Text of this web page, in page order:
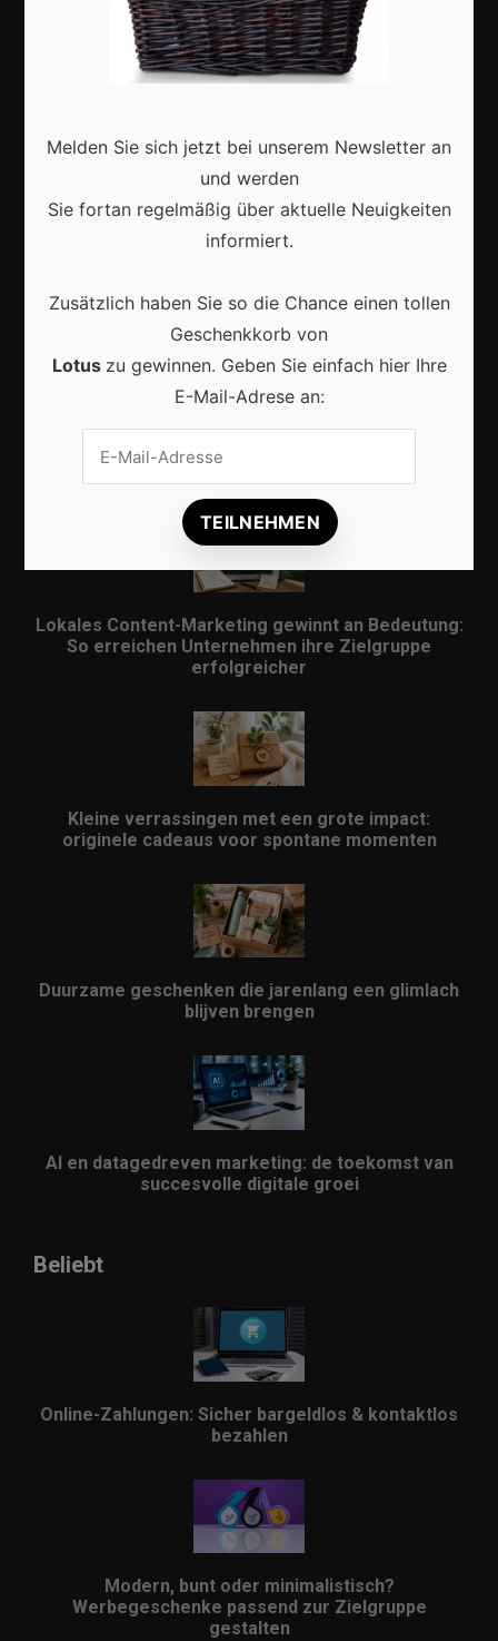
Erfolgsgeschichten
Produkte
Aktuell
Lokale Suchmaschinenoptimierung bleibt der
Lokales Content-Marketing gewinnt an Bedeutung:
So erreichen Unternehmen ihre Zielgruppe
erfolgreicher
Kleine verrassingen met een grote impact:
originele cadeaus voor spontane momenten
Duurzame geschenken die jarenlang een glimlach
blijven brengen
AI en datagedreven marketing: de toekomst van
succesvolle digitale groei
Beliebt
Online-Zahlungen: Sicher bargeldlos & kontaktlos
bezahlen
Modern, bunt oder minimalistisch?
Werbegeschenke passend zur Zielgruppe
gestalten
Melden Sie sich jetzt bei unserem Newsletter an
und werden
Sie fortan regelmäßig über aktuelle Neuigkeiten
informiert.
Zusätzlich haben Sie so die Chance einen tollen
Geschenkkorb von
Lotus zu gewinnen. Geben Sie einfach hier Ihre
E-Mail-Adrese an: